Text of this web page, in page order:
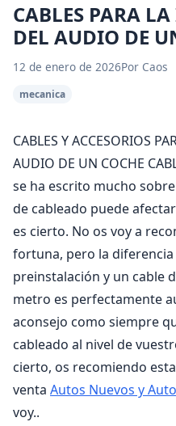
CABLES PARA
DEL AUDIO DE
12 de enero de 2026Por Caos
mecanica
CABLES Y ACCESORIOS
AUDIO DE UN COCHE
se ha escrito mucho
de cableado puede
es cierto. No os voy a
fortuna, pero la
preinstalación y un cable
metro es perfectamente
aconsejo como siempre
cableado al nivel de
cierto, os recomiendo
venta Autos Nuevos y
voy..